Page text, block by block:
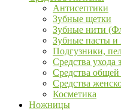
Антисептики
Зубные щетки
Зубные нити
Зубные пасты
Подгузники,
Средства ухода
Средства
Средства
Косметика
Ножницы